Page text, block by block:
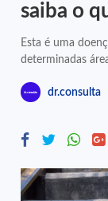
saiba o
Esta é uma
determinadas
dr.consulta